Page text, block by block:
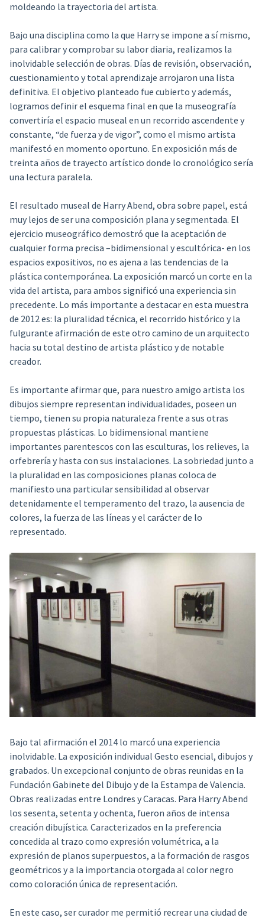
moldeando la trayectoria del artista.
Bajo una disciplina como la que Harry se impone a sí mismo,
para calibrar y comprobar su labor diaria, realizamos la
inolvidable selección de obras. Días de revisión, observación,
cuestionamiento y total aprendizaje arrojaron una lista
definitiva. El objetivo planteado fue cubierto y además,
logramos definir el esquema final en que la museografía
convertiría el espacio museal en un recorrido ascendente y
constante, “de fuerza y de vigor”, como el mismo artista
manifestó en momento oportuno. En exposición más de
treinta años de trayecto artístico donde lo cronológico sería
una lectura paralela.
El resultado museal de Harry Abend, obra sobre papel, está
muy lejos de ser una composición plana y segmentada. El
ejercicio museográfico demostró que la aceptación de
cualquier forma precisa –bidimensional y escultórica- en los
espacios expositivos, no es ajena a las tendencias de la
plástica contemporánea. La exposición marcó un corte en la
vida del artista, para ambos significó una experiencia sin
precedente. Lo más importante a destacar en esta muestra
de 2012 es: la pluralidad técnica, el recorrido histórico y la
fulgurante afirmación de este otro camino de un arquitecto
hacia su total destino de artista plástico y de notable
creador.
Es importante afirmar que, para nuestro amigo artista los
dibujos siempre representan individualidades, poseen un
tiempo, tienen su propia naturaleza frente a sus otras
propuestas plásticas. Lo bidimensional mantiene
importantes parentescos con las esculturas, los relieves, la
orfebrería y hasta con sus instalaciones. La sobriedad junto a
la pluralidad en las composiciones planas coloca de
manifiesto una particular sensibilidad al observar
detenidamente el temperamento del trazo, la ausencia de
colores, la fuerza de las líneas y el carácter de lo
representado.
Bajo tal afirmación el 2014 lo marcó una experiencia
inolvidable. La exposición individual Gesto esencial, dibujos y
grabados. Un excepcional conjunto de obras reunidas en la
Fundación Gabinete del Dibujo y de la Estampa de Valencia.
Obras realizadas entre Londres y Caracas. Para Harry Abend
los sesenta, setenta y ochenta, fueron años de intensa
creación dibujística. Caracterizados en la preferencia
concedida al trazo como expresión volumétrica, a la
expresión de planos superpuestos, a la formación de rasgos
geométricos y a la importancia otorgada al color negro
como coloración única de representación.
En este caso, ser curador me permitió recrear una ciudad de